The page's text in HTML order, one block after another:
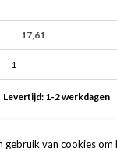
17,61
Levertijd: 1-2 werkdagen
gebruik van cookies om